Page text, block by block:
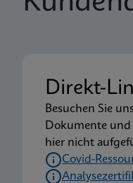
Direkt-
Besuchen Sie
Dokumente und
hier nicht
Covid-